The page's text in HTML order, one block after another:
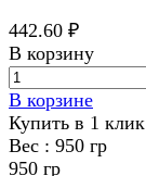
442.60 ₽
В корзину
В корзине
Купить в 1 клик
Вес : 950 гр
950 гр